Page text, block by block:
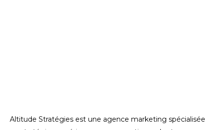
Altitude Stratégies est une agence marketing spécialisée